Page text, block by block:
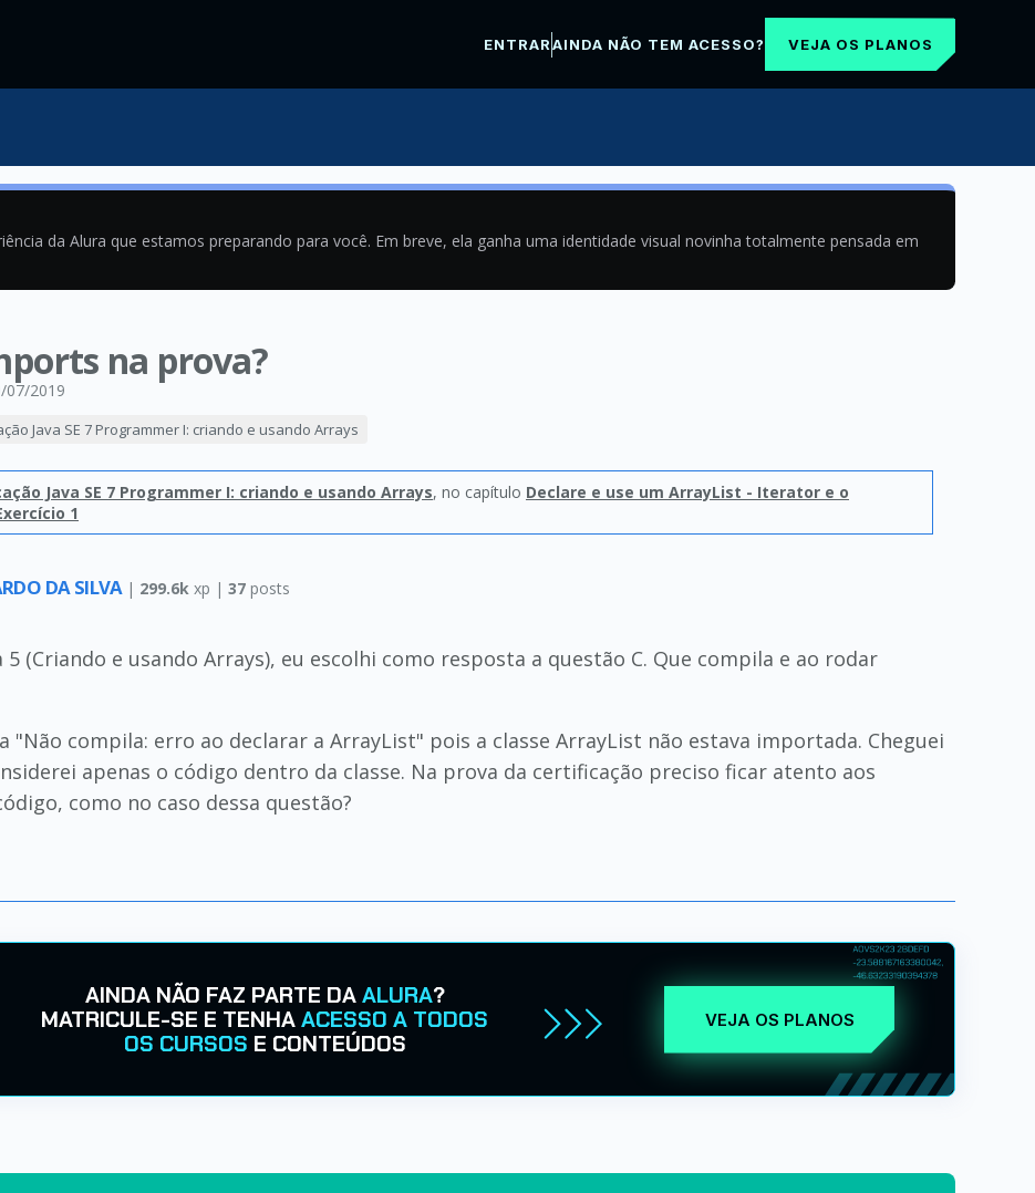
ENTRARAINDA NÃO TEM ACESSO? VEJA OS PLANOS
da Alura que estamos preparando para você. Em breve, ela ganha uma identidade visual novinha totalmente pensada em
na prova?
07/2019
Java SE 7 Programmer I: criando e usando Arrays
Java SE 7 Programmer I: criando e usando Arrays, no capítulo Declare e use um ArrayList - Iterator e o
1
DA SILVA | 299.6k xp |37 posts
5 (Criando e usando Arrays), eu escolhi como resposta a questão C. Que compila e ao rodar
"Não compila: erro ao declarar a ArrayList" pois a classe ArrayList não estava importada. Cheguei
apenas o código dentro da classe. Na prova da certificação preciso ficar atento aos
como no caso dessa questão?
AINDA NÃO FAZ PARTE DAALURA?
MATRICULE-SE E TENHAACESSO A TODOS
OS CURSOS E CONTEÚDOS
VEJA OS PLANOS